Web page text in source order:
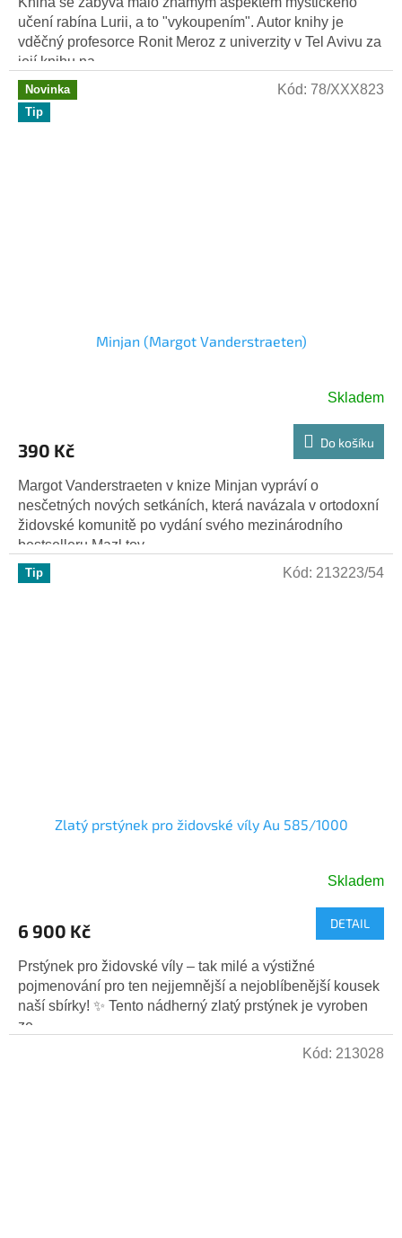
učení rabína Lurii, a to "vykoupením". Autor knihy je
vděčný profesorce Ronit Meroz z univerzity v Tel Avivu za
její knihu na...
Novinka
Tip
Minjan (Margot Vanderstraeten)
Skladem
390 Kč Do košíku
Margot Vanderstraeten v knize Minjan vypráví o
nesčetných nových setkáních, která navázala v ortodoxní
židovské komunitě po vydání svého mezinárodního
bestselleru Mazl tov....
Kód: 78/XXX823
Tip
Zlatý prstýnek pro židovské víly Au 585/1000
Skladem
6 900 Kč DETAIL
Prstýnek pro židovské víly – tak milé a výstižné
pojmenování pro ten nejjemnější a nejoblíbenější kousek
naší sbírky! ✨ Tento nádherný zlatý prstýnek je vyroben
ze ...
Kód: 213223/54
Kód: 213028